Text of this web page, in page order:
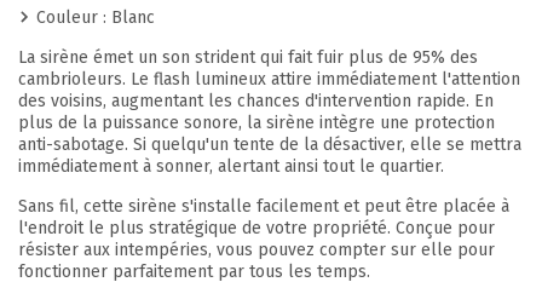
Couleur : Blanc
La sirène émet un son strident qui fait fuir plus de 95% des
cambrioleurs. Le flash lumineux attire immédiatement l'attention
des voisins, augmentant les chances d'intervention rapide. En
plus de la puissance sonore, la sirène intègre une protection
anti-sabotage. Si quelqu'un tente de la désactiver, elle se mettra
immédiatement à sonner, alertant ainsi tout le quartier.
Sans fil, cette sirène s'installe facilement et peut être placée à
l'endroit le plus stratégique de votre propriété. Conçue pour
résister aux intempéries, vous pouvez compter sur elle pour
fonctionner parfaitement par tous les temps.